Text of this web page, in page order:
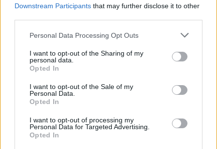
Downstream Participants that may further disclose it to other
Personal Data Processing Opt Outs
I want to opt-out of the Sharing of my
personal data.
Opted In
I want to opt-out of the Sale of my
Personal Data.
Opted In
I want to opt-out of processing my
Personal Data for Targeted Advertising.
Opted In
Εξυπηρέτησης Πελατών".